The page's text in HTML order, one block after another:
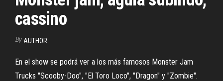
cassino
By AUTHOR
En el show se podrá ver a los más famosos Monster Jam
Trucks "Scooby-Doo", "El Toro Loco", "Dragon" y "Zombie".